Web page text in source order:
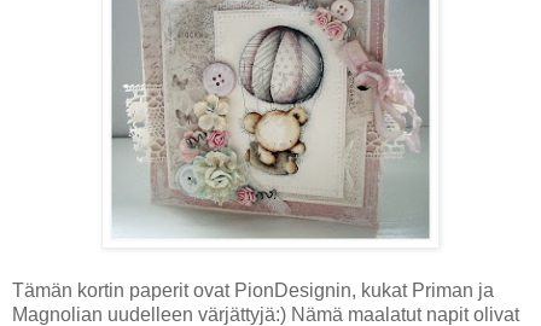
Tämän kortin paperit ovat PionDesignin, kukat Priman ja
Magnolian uudelleen värjättyjä:) Nämä maalatut napit olivat